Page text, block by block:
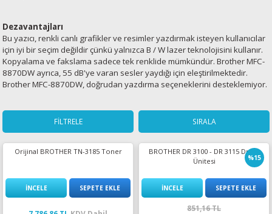
Dezavantajları
Bu yazıcı, renkli canlı grafikler ve resimler yazdırmak isteyen kullanıcılar
için iyi bir seçim değildir çünkü yalnızca B / W lazer teknolojisini kullanır.
Kopyalama ve fakslama sadece tek renklide mümkündür. Brother MFC-
8870DW ayrıca, 55 dB'ye varan sesler yaydığı için eleştirilmektedir.
Brother MFC-8870DW, doğrudan yazdırma seçeneklerini desteklemiyor.
FİLTRELE SIRALA
Orijinal BROTHER TN-3185 Toner
İNCELE SEPETE EKLE
%15
BROTHER DR 3100 - DR 3115 Drum
Ünitesi
İNCELE SEPETE EKLE
851,16 TL